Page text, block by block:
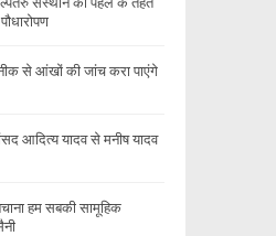
से आंखों की जांच करा पाएंगे
आदित्य यादव से मनीष यादव
हम सबकी सामूहिक